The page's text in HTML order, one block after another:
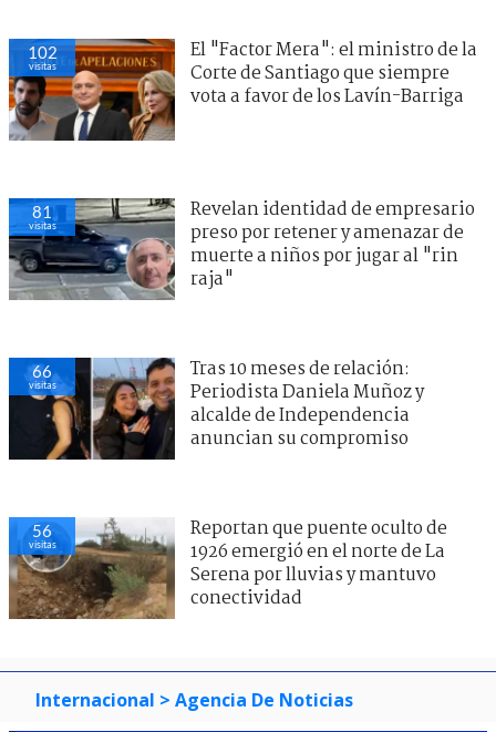
102
visitas
El "Factor Mera": el ministro de la
Corte de Santiago que siempre
vota a favor de los Lavín-Barriga
81
visitas
Revelan identidad de empresario
preso por retener y amenazar de
muerte a niños por jugar al "rin
raja"
66
visitas
Tras 10 meses de relación:
Periodista Daniela Muñoz y
alcalde de Independencia
anuncian su compromiso
56
visitas
Reportan que puente oculto de
1926 emergió en el norte de La
Serena por lluvias y mantuvo
conectividad
Internacional > Agencia De Noticias